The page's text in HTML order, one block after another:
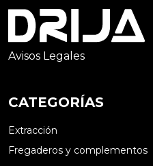
Avisos Legales
CATEGORÍAS
Extracción
Fregaderos y complementos